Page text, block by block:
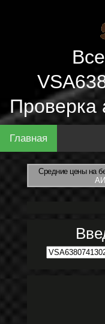
Проверка
Главная
Средние цены на